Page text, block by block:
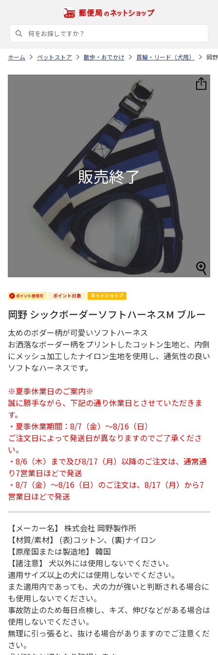
ホーム ペットストア 散歩・おでかけ 首輪・リード（犬用） 岡
岡野 シックボーダーソフトハーネスM ブルー
太めのボダー柄が可愛いソフトハーネス
お洒落なボーダー柄をプリントしたコットン生地と、内側
にメッシュ加工したナイロン生地を使用し、通気性の良い
ソフトなハーネスです。
※夏季休業日のご案内※
誠に勝手ながら、下記の通り休業日とさせていただきま
す。
・夏季休業期間：8/7（金）～8/16（日）
ご注文日によって発送日が異なりますのでご了承くださ
い。
・8/6（木）まで及び8/17（月）以降のご注文は、通常通
り7営業日ほどで発送
・8/7（金）～8/16（日）のご注文は、8/17（月）から7
営業日ほどで発送
【メーカー名】 株式会社 岡野製作所
【材質/素材】 (表)コットン、(裏)ナイロン
【原産国または製造地】 韓国
【諸注意】 犬以外には使用しないでください。
適用サイズ以上の犬には使用しないでください。
また適用内であっても、犬の力が強いと判断される場合に
も使用しないでください。
事故防止のため毎日点検し、キズ、伸びなどがある場合は
使用しないでください。
無理に引っ張ると、抜ける場合がありますのでご注意くだ
さい。